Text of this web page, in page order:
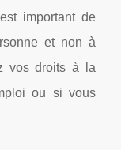
important de
et non à
vos droits à la
ou si vous